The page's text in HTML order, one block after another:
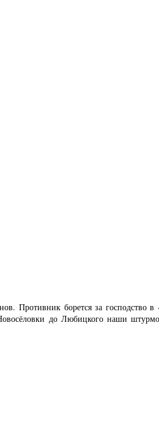
Противник борется за господство
до Любицкого наши